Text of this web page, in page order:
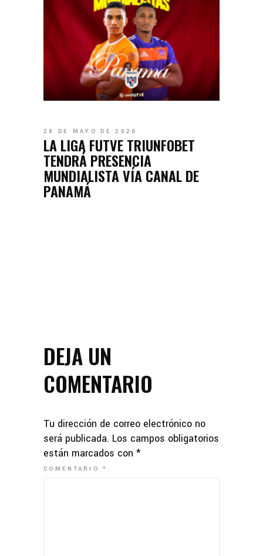
28 DE MAYO DE 2026
LA LIGA FUTVE TRIUNFOBET
TENDRÁ PRESENCIA
MUNDIALISTA VÍA CANAL DE
PANAMÁ
DEJA UN
COMENTARIO
Tu dirección de correo electrónico no
será publicada. Los campos obligatorios
están marcados con *
COMENTARIO*